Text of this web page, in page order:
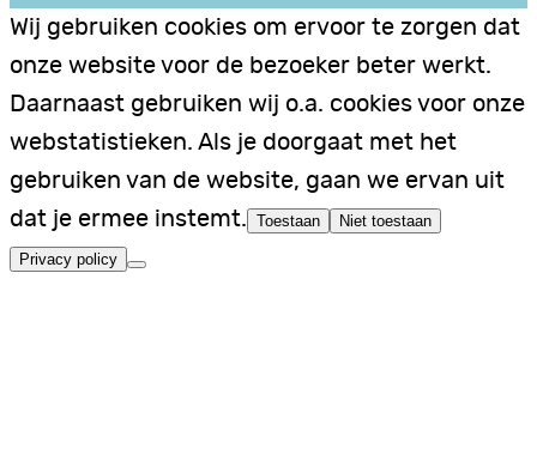
Wij gebruiken cookies om ervoor te zorgen dat
onze website voor de bezoeker beter werkt.
Daarnaast gebruiken wij o.a. cookies voor onze
webstatistieken. Als je doorgaat met het
gebruiken van de website, gaan we ervan uit
dat je ermee instemt. Toestaan Niet toestaan
Privacy policy